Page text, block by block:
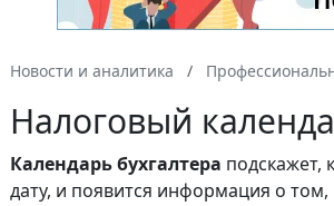
Новости и аналитика
Налоговый
Календарьбухгалтера подскажет,
дату, и появится информация о